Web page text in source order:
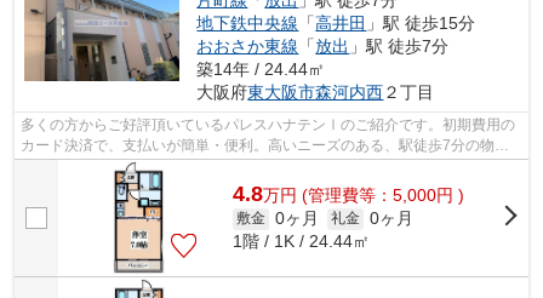
地下鉄中央線 「高井田 」駅 徒歩15分
おおさか東線 「放出 」駅 徒歩7分
築14年 / 24.44㎡
大阪府東大阪市森河内西２丁目
多くの方からご好評頂いているパレスハナテンⅠのご紹介です。初期費用の
カード決済で、支払いが簡単・便利。高いニーズのある、駅徒歩7分の物件
です。目的に応じて駅を選べることが、2...
4.8万円 (管理費等：5,000円 )
敷金 0ヶ月 礼金 0ヶ月
1階 / 1K / 24.44㎡